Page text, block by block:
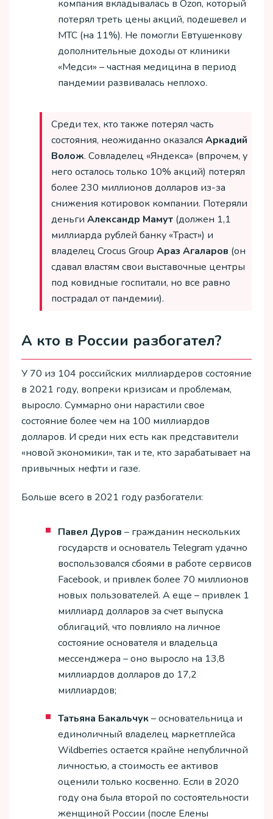
компания вкладывалась в Ozon, который
потерял треть цены акций, подешевел и
МТС (на 11%). Не помогли Евтушенкову
дополнительные доходы от клиники
«Медси» – частная медицина в период
пандемии развивалась неплохо.
Среди тех, кто также потерял часть
состояния, неожиданно оказался Аркадий
Волож. Совладелец «Яндекса» (впрочем, у
него осталось только 10% акций) потерял
более 230 миллионов долларов из-за
снижения котировок компании. Потеряли
деньги Александр Мамут (должен 1,1
миллиарда рублей банку «Траст») и
владелец Crocus Group Араз Агаларов (он
сдавал властям свои выставочные центры
под ковидные госпитали, но все равно
пострадал от пандемии).
А кто в России разбогател?
У 70 из 104 российских миллиардеров состояние
в 2021 году, вопреки кризисам и проблемам,
выросло. Суммарно они нарастили свое
состояние более чем на 100 миллиардов
долларов. И среди них есть как представители
«новой экономики», так и те, кто зарабатывает на
привычных нефти и газе.
Больше всего в 2021 году разбогатели:
Павел Дуров – гражданин нескольких
государств и основатель Telegram удачно
воспользовался сбоями в работе сервисов
Facebook, и привлек более 70 миллионов
новых пользователей. А еще – привлек 1
миллиард долларов за счет выпуска
облигаций, что повлияло на личное
состояние основателя и владельца
мессенджера – оно выросло на 13,8
миллиардов долларов до 17,2
миллиардов;
Татьяна Бакальчук– основательница и
единоличный владелец маркетплейса
Wildberries остается крайне непубличной
личностью, а стоимость ее активов
оценили только косвенно. Если в 2020
году она была второй по состоятельности
женщиной России (после Елены